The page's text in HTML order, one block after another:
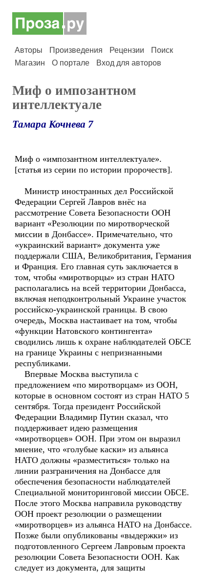
Авторы Произведения Рецензии
Поиск
Магазин
О портале Вход для авторов
Миф о импозантном
интеллектуале
Тамара Кочнева 7
Миф о «импозантном интеллектуале».
[статья из серии по истории пророчеств].
Министр иностранных дел Российской
Федерации Сергей Лавров внёс на
рассмотрение Совета Безопасности ООН
вариант «Резолюции по миротворческой
миссии в Донбассе». Примечательно, что
«украинский вариант» документа уже
поддержали США, Великобритания, Германия
и Франция. Его главная суть заключается в
том, чтобы «миротворцы» из стран НАТО
располагались на всей территории Донбасса,
включая неподконтрольный Украине участок
российско-украинской границы. В свою
очередь, Москва настаивает на том, чтобы
«функции Натовского контингента»
сводились лишь к охране наблюдателей ОБСЕ
на границе Украины с непризнанными
республиками.
Впервые Москва выступила с
предложением «по миротворцам» из ООН,
которые в основном состоят из стран НАТО 5
сентября. Тогда президент Российской
Федерации Владимир Путин сказал, что
поддерживает идею размещения
«миротворцев» ООН. При этом он выразил
мнение, что «голубые каски» из альянса
НАТО должны «разместиться» только на
линии разграничения на Донбассе для
обеспечения безопасности наблюдателей
Специальной мониторинговой миссии ОБСЕ.
После этого Москва направила руководству
ООН проект резолюции о размещении
«миротворцев» из альянса НАТО на Донбассе.
Позже были опубликованы «выдержки» из
подготовленного Сергеем Лавровым проекта
резолюции Совета Безопасности ООН. Как
следует из документа, для защиты